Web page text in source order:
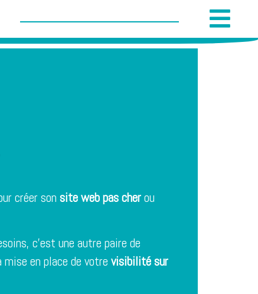
créer son site web pas cherou
c’est une autre paire de
mise en place de votre visibilité sur